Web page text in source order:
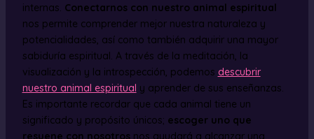
internas. Conectarnos con nuestro animal espiritual
nos permite comprender mejor nuestra naturaleza y
potencialidades, así como también adquirir una mayor
sabiduría espiritual. A través de la meditación, la
visualización y la introspección, podemos descubrir
nuestro animal espiritual y aprender de sus enseñanzas.
Es importante recordar que cada animal tiene un
significado y propósito únicos; escoger uno que
resuene con nosotrosnos ayudará a alcanzar una